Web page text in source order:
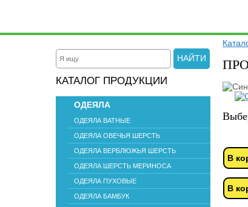
НАЙТИ
КАТАЛОГ ПРОДУКЦИИ
ОДЕЯЛА
ОДЕЯЛА ВАТНЫЕ
ОДЕЯЛА ОВЕЧЬЯ ШЕРСТЬ
ОДЕЯЛА ВЕРБЛЮЖЬЯ ШЕРСТЬ
ОДЕЯЛА ШЕРСТЬ МЕРИНОСА
ОДЕЯЛА ПУХОВЫЕ
ОДЕЯЛА БАМБУК
В
В